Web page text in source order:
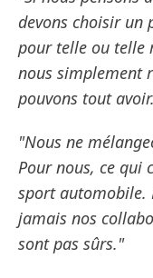
devons choisir un
pour telle ou telle
nous simplement
pouvons tout
"Nous ne
Pour nous, ce qui
sport automobile.
jamais nos
sont pas sûrs."